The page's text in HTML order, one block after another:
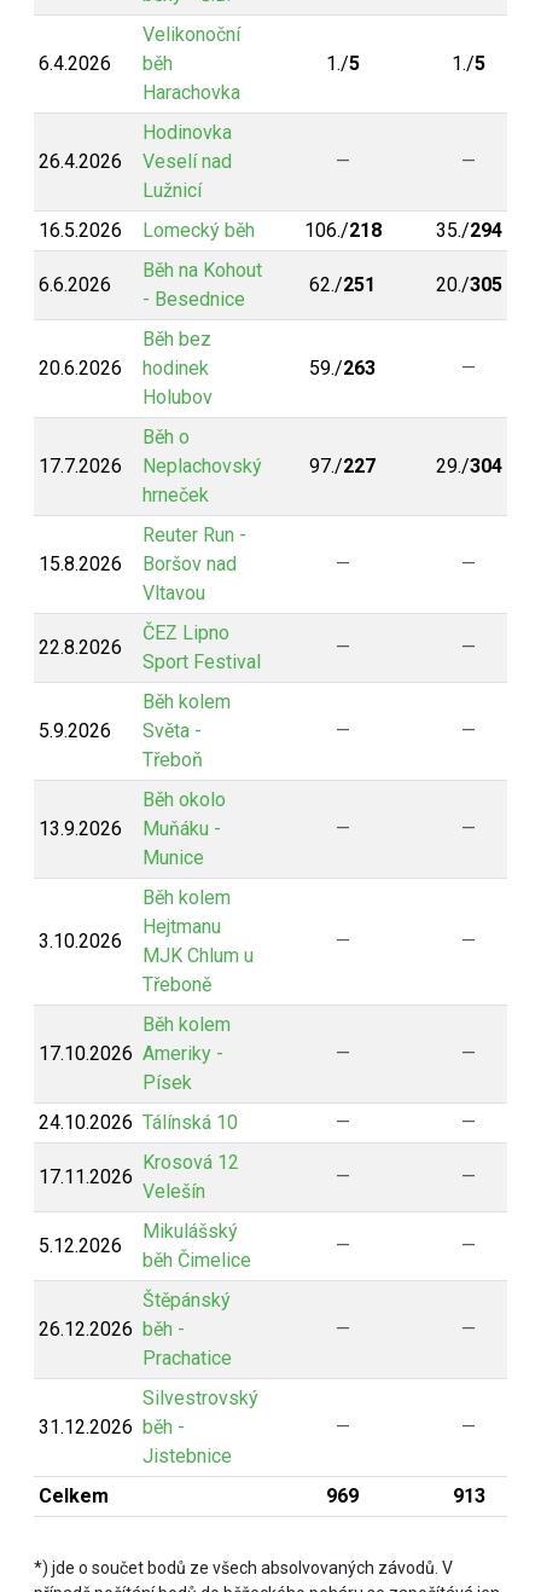
6.4.2026
Velikonoční
běh
Harachovka
1./5 1./5
26.4.2026
Hodinovka
Veselí nad
Lužnicí
— —
16.5.2026 Lomecký běh 106./218 35./294
6.6.2026
Běh na Kohout
- Besednice
62./251 20./305
20.6.2026
Běh bez
hodinek
Holubov
59./263 —
17.7.2026
Běh o
Neplachovský
hrneček
97./227 29./304
15.8.2026
Reuter Run -
Boršov nad
Vltavou
— —
22.8.2026
ČEZ Lipno
Sport Festival
— —
5.9.2026
Běh kolem
Světa -
Třeboň
— —
13.9.2026
Běh okolo
Muňáku -
Munice
— —
3.10.2026
Běh kolem
Hejtmanu
MJK Chlum u
Třeboně
— —
17.10.2026
Běh kolem
Ameriky -
Písek
— —
24.10.2026 Tálínská 10 — —
17.11.2026
Krosová 12
Velešín
— —
5.12.2026
Mikulášský
běh Čimelice
— —
26.12.2026
Štěpánský
běh -
Prachatice
— —
31.12.2026
Silvestrovský
běh -
Jistebnice
— —
Celkem 969 913
*) jde o součet bodů ze všech absolvovaných závodů. V